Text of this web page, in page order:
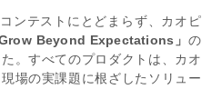
ンテストにとどまらず、カオピ
Grow Beyond Expectations」 の
。すべてのプロダクトは、カオ
場の実課題に根ざしたソリュー